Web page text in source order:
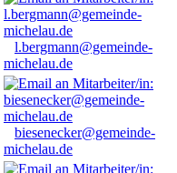
l.bergmann@gemeinde-
michelau.de
biesenecker@gemeinde-
michelau.de